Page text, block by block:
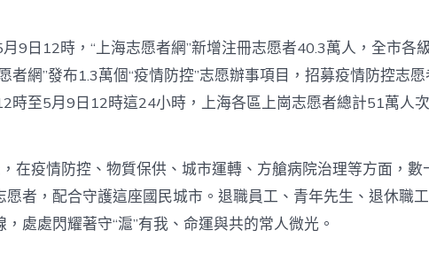
各
項
防
疫
億
降
桌
任
務）〉
中
日12時，“上海志愿者網”新增注冊志愿者40.3萬人，全市各
者網”發布1.3萬個“疫情防控”志愿辦事項目，招募疫情防控志
時至5月9日12時這24小時，上海各區上崗志愿者總計51萬人次
疫情防控、物質保供、城市運轉、方艙病院治理等方面，數
愿者，配合守護這座國民城市。退職員工、青年先生、退休職
處處閃耀著守“滬”有我、命運與共的常人微光。